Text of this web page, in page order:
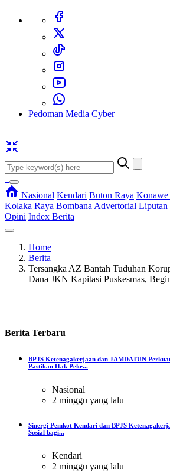
Pedoman Media Cyber
Nasional Kendari Buton Raya Konawe
Kolaka Raya Bombana Advertorial Liputan
Opini Index Berita
Home
Berita
Tersangka AZ Bantah Tuduhan
Dana JKN Kapitasi Puskesmas,
Berita Terbaru
BPJS Ketenagakerjaan dan JAMDATUN
Pastikan Hak Peke...
Nasional
2 minggu yang lalu
Sinergi Pemkot Kendari dan BPJS
Sosial bagi...
Kendari
2 minggu yang lalu